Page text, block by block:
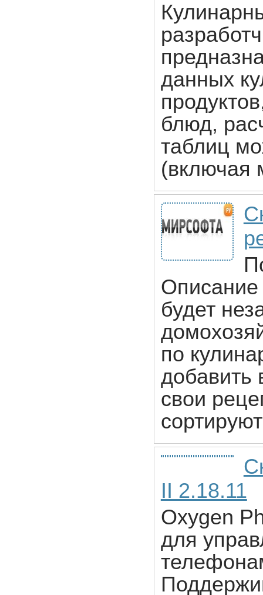
данных
блюд,
таблиц
(включая
Описание
будет
по
добавить
свои
II 2.18.11
Oxygen
для